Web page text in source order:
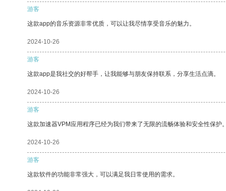
游客
这款app的音乐资源非常优质，可以让我尽情享受音乐的魅力。
2024-10-26
游客
这款app是我社交的好帮手，让我能够与朋友保持联系，分享生活点滴。
2024-10-26
游客
这款加速器VPM应用程序已经为我们带来了无限的流畅体验和安全性保护
2024-10-26
游客
这款软件的功能非常强大，可以满足我日常使用的需求。